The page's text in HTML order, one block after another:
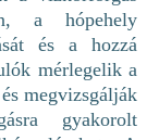
a hópehely
és a hozzá
mérlegelik a
megvizsgálják
gyakorolt